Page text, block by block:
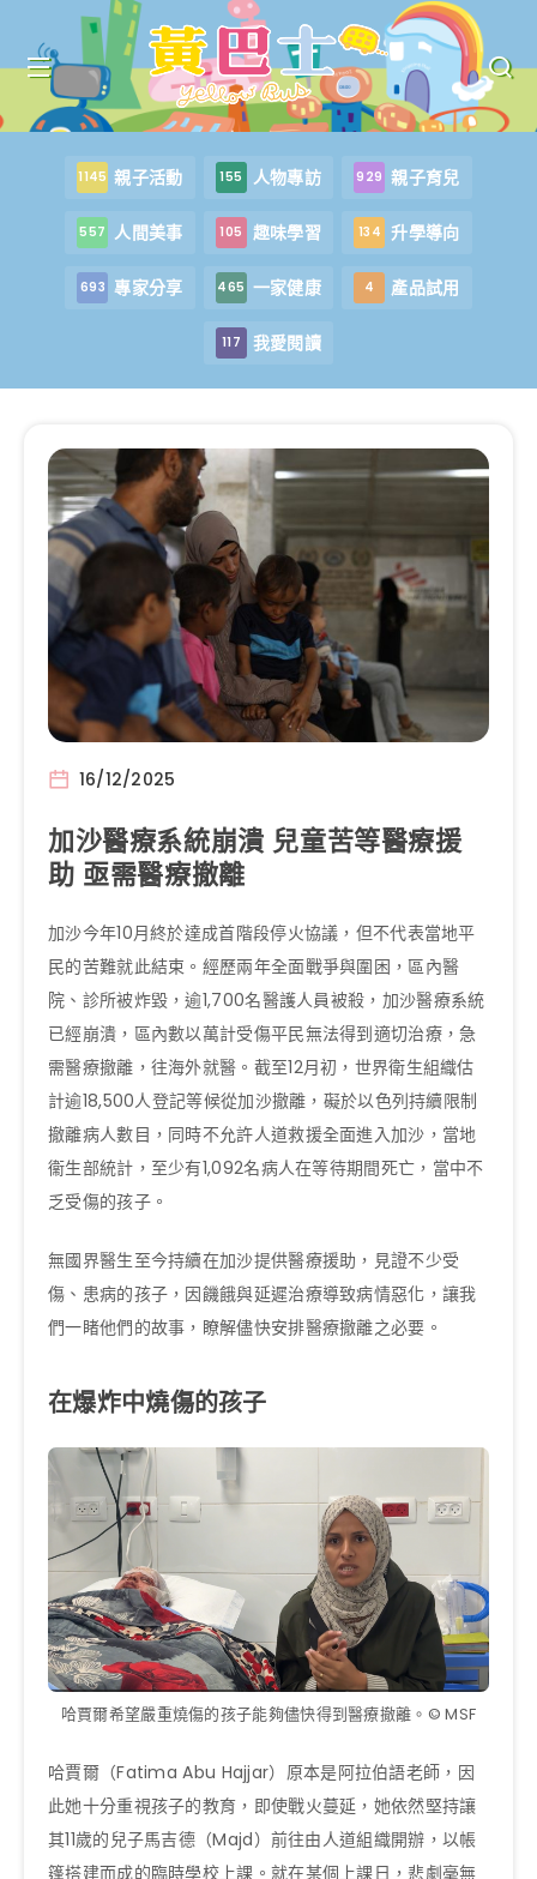
1145 親子活動 155 人物專訪 929 親子育兒
557 人間美事 105 趣味學習 134 升學導向
693 專家分享 465 一家健康 4 產品試用
117 我愛閱讀
16/12/2025
加沙醫療系統崩潰 兒童苦等醫療援
助 亟需醫療撤離
加沙今年10月終於達成首階段停火協議，但不代表當地平
民的苦難就此結束。經歷兩年全面戰爭與圍困，區內醫
院、診所被炸毀，逾1,700名醫護人員被殺，加沙醫療系統
已經崩潰，區內數以萬計受傷平民無法得到適切治療，急
需醫療撤離，往海外就醫。截至12月初，世界衛生組織估
計逾18,500人登記等候從加沙撤離，礙於以色列持續限制
撤離病人數目，同時不允許人道救援全面進入加沙，當地
衞生部統計，至少有1,092名病人在等待期間死亡，當中不
乏受傷的孩子。
無國界醫生至今持續在加沙提供醫療援助，見證不少受
傷、患病的孩子，因饑餓與延遲治療導致病情惡化，讓我
們一睹他們的故事，瞭解儘快安排醫療撤離之必要。
在爆炸中燒傷的孩子
哈賈爾希望嚴重燒傷的孩子能夠儘快得到醫療撤離。© MSF
哈賈爾（Fatima Abu Hajjar）原本是阿拉伯語老師，因
此她十分重視孩子的教育，即使戰火蔓延，她依然堅持讓
其11歲的兒子馬吉德（Majd）前往由人道組織開辦，以帳
篷搭建而成的臨時學校上課。就在某個上課日，悲劇毫無